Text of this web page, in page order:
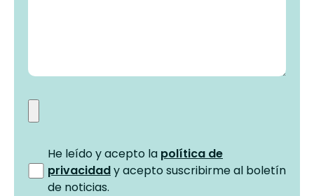
He leído y acepto la política de
privacidady acepto suscribirme al boletín
de noticias.